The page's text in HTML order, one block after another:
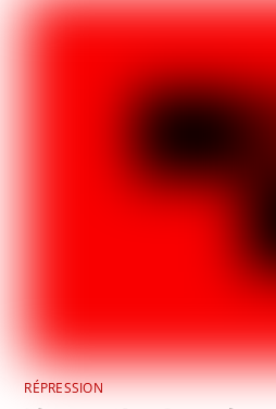
RÉPRESSION